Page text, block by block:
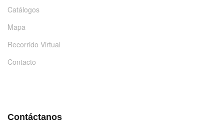
Catálogos
Mapa
Recorrido Virtual
Contacto
Contáctanos